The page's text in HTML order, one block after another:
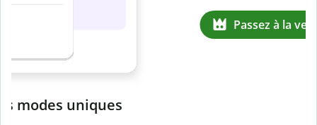
Prévenezle plagiat involontaire